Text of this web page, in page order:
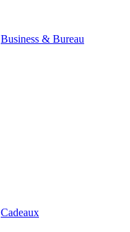
Business & Bureau
Cadeaux